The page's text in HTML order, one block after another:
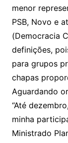
menor
PSB, Novo e
(Democracia
definições,
para grupos
chapas
Aguardando
“Até
minha
Ministrado